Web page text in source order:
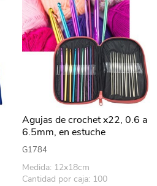
Agujas de crochet x22, 0.6 a
6.5mm, en estuche
G1784
Medida: 12x18cm
Cantidad por caja: 100